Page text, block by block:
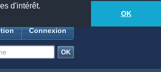
d'intérêt.
OK
623lecteurs connectés
Connexion